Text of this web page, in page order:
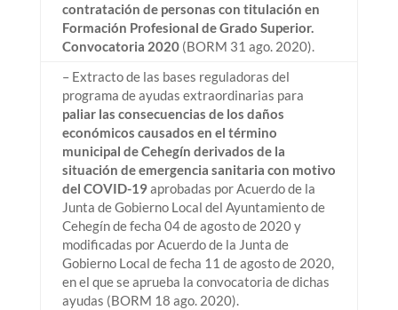
contratación de personas con titulación en
Formación Profesional de Grado Superior.
Convocatoria 2020(BORM 31 ago. 2020).
– Extracto de las bases reguladoras del
programa de ayudas extraordinarias para
paliar las consecuencias de los daños
económicos causados en el término
municipal de Cehegín derivados de la
situación de emergencia sanitaria con motivo
del COVID-19aprobadas por Acuerdo de la
Junta de Gobierno Local del Ayuntamiento de
Cehegín de fecha 04 de agosto de 2020 y
modificadas por Acuerdo de la Junta de
Gobierno Local de fecha 11 de agosto de 2020,
en el que se aprueba la convocatoria de dichas
ayudas (BORM 18 ago. 2020).